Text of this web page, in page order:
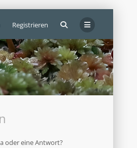
Registrieren
oder eine Antwort?